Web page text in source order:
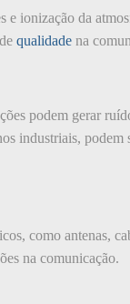
e ionização da
qualidade na
podem gerar
industriais, podem
como antenas,
na comunicação.